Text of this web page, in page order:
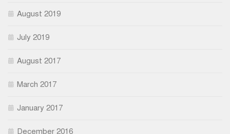
August 2019
July 2019
August 2017
March 2017
January 2017
December 2016